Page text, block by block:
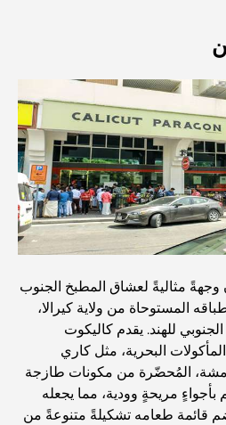
في دبي: دليل شامل
جميرا: مقارنة واضحة لمشتري
دليلك الأمثل
في دبي: رحلة عبر الزمن
دليل مناسب للعائلات
مثاليةً لعشاق المطبخ الجنوب
المستوحاة من ولاية كيرالا،
للهند. يقدم كاليكوت
البحرية، مثل كاري
المُحضّرة من مكونات طازجة
بأجواءٍ مريحةٍ وودية، مما يجعله
تضم ​​قائمة طعامه تشكيلةً متنوعةً من